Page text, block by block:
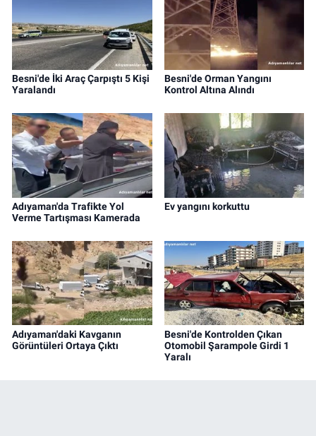
Besni'de İki Araç Çarpıştı 5 Kişi
Yaralandı
Besni'de Orman Yangını
Kontrol Altına Alındı
Adıyaman'da Trafikte Yol
Verme Tartışması Kamerada
Ev yangını korkuttu
Adıyaman'daki Kavganın
Görüntüleri Ortaya Çıktı
Besni'de Kontrolden Çıkan
Otomobil Şarampole Girdi 1
Yaralı